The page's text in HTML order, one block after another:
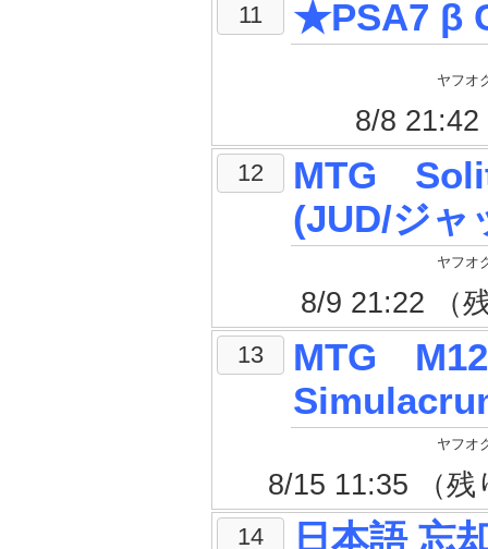
11 ★PSA7 β
ヤフオ
8/8
12
MTG
(JUD/ジャ
ヤフオ
8/9 21:22 （
13
MTG
ヤフオ
8/15 11:35 （
14 日本語 忘